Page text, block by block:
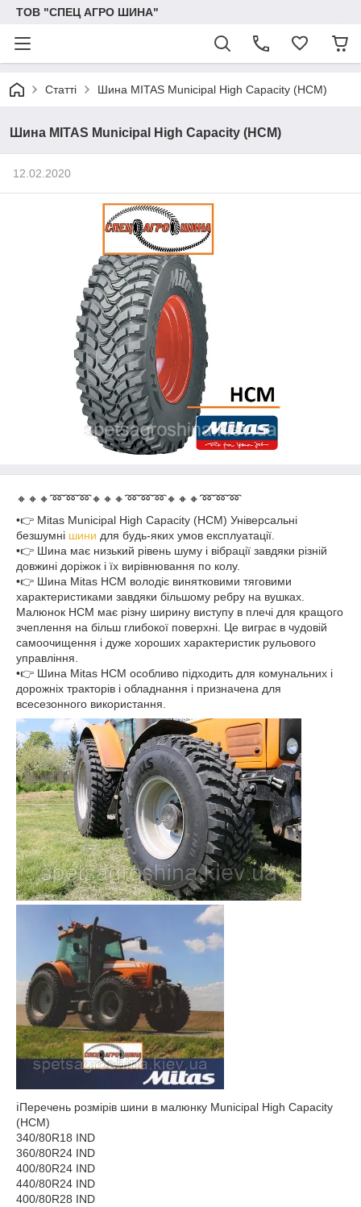
ТОВ "СПЕЦ АГРО ШИНА"
Статті Шина MITAS Municipal High Capacity (HCM)
Шина MITAS Municipal High Capacity (HCM)
12.02.2020
🔸🔸🔸➿➿➿🔸🔸🔸➿➿➿🔸🔸🔸➿➿➿
•👉 Mitas Municipal High Capacity (HCM) Універсальні
безшумні шини для будь-яких умов експлуатації.
•👉 Шина має низький рівень шуму і вібрації завдяки різній
довжині доріжок і їх вирівнювання по колу.
•👉 Шина Mitas HCM володіє винятковими тяговими
характеристиками завдяки більшому ребру на вушках.
Малюнок HCM має різну ширину виступу в плечі для кращого
зчеплення на більш глибокої поверхні. Це виграє в чудовій
самоочищення і дуже хороших характеристик рульового
управління.
•👉 Шина Mitas HCM особливо підходить для комунальних і
дорожніх тракторів і обладнання і призначена для
всесезонного використання.
ℹ️Перечень розмірів шини в малюнку Municipal High Capacity
(HCM)
340/80R18 IND
360/80R24 IND
400/80R24 IND
440/80R24 IND
400/80R28 IND